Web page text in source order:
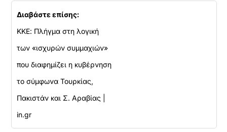
Διαβάστε επίσης:
ΚΚΕ: Πλήγμα στη λογική
των «ισχυρών συμμαχιών»
που διαφημίζει η κυβέρνηση
το σύμφωνα Τουρκίας,
Πακιστάν και Σ. Αραβίας |
in.gr